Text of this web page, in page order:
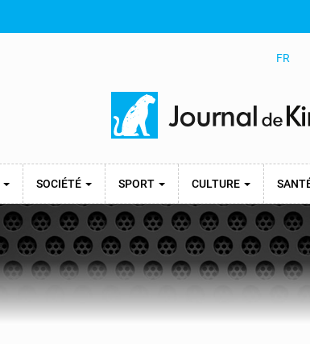
FR
SOCIÉTÉ SPORT CULTURE